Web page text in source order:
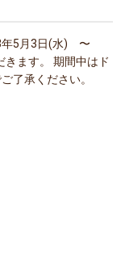
年5月3日(水) 〜
ます。 期間中はド
了承ください。